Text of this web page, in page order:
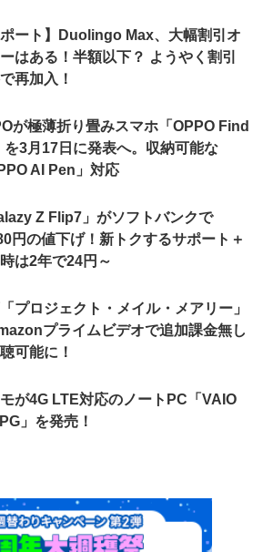
ポート】Duolingo Max、大幅割引オ
はある！半額以下？ ようやく割引
再加入！
が極薄折り畳みスマホ「OPPO Find
を3月17日に発表へ。収納可能な
AI Pen」対応
Z Flip7」がソフトバンクで
円の値下げ！新トクするサポート＋
は2年で24円～
プロジェクト・メイル・メアリー」
プライムビデオで追加課金無し
可能に！
モが4G LTE対応のノートPC「VAIO
」を発売！